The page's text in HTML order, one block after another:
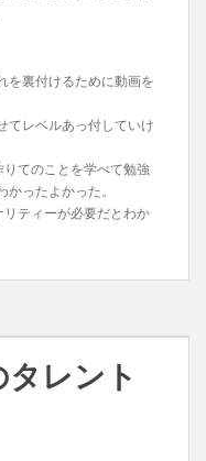
を裏付けるために動画を
てレベルあっ付していけ
りてのことを学べて勉強
ったよかった。
リティーが必要だとわか
タレント